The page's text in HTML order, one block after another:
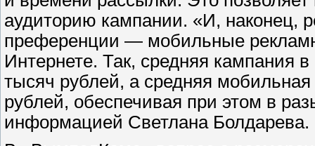
аудиторию кампании. «И, наконец,
преференции — мобильные
Интернете. Так, средняя кампания
тысяч рублей, а средняя
рублей, обеспечивая при этом в
информацией Светлана Болдарева.